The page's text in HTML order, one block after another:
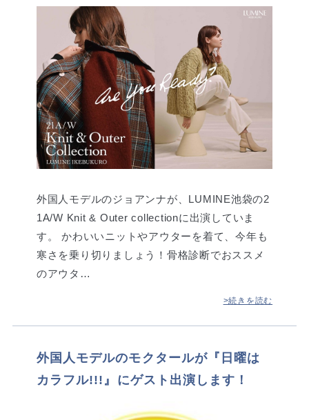
外国人モデルのジョアンナが、LUMINE池袋の2
1A/W Knit & Outer collectionに出演していま
す。 かわいいニットやアウターを着て、今年も
寒さを乗り切りましょう！骨格診断でおススメ
のアウタ…
>続きを読む
外国人モデルのモクタールが『日曜は
カラフル!!!』にゲスト出演します！